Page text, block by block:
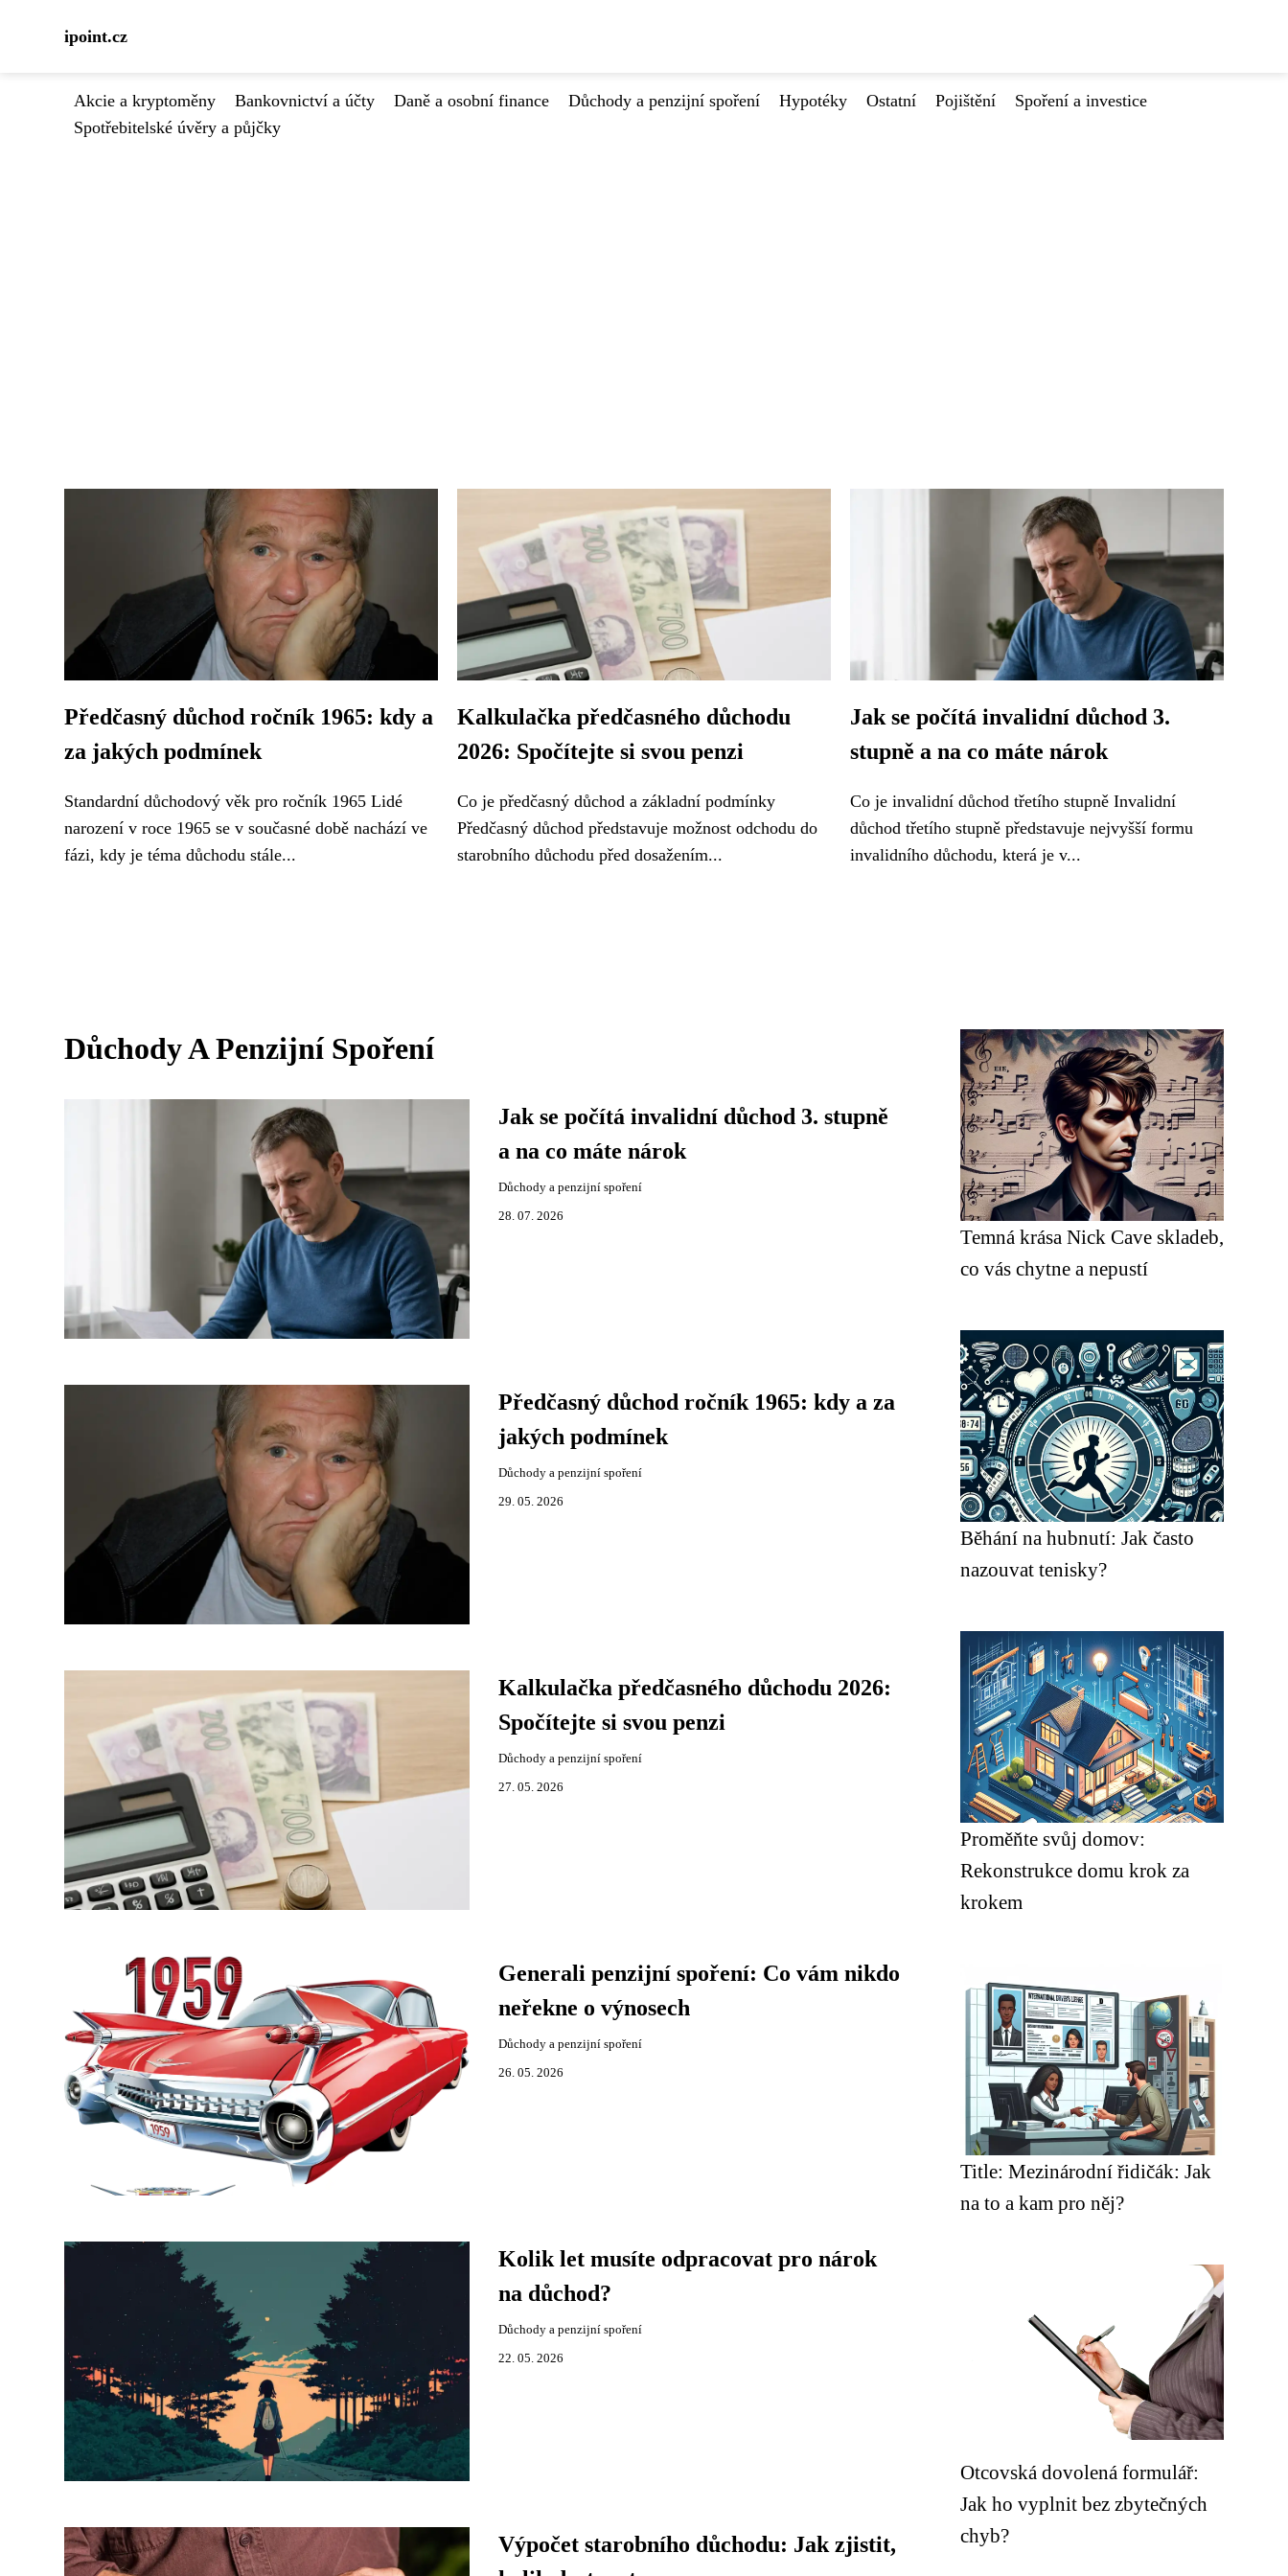
ipoint.cz
Akcie a kryptoměny Bankovnictví a účty Daně a osobní finance Důchody a penzijní spoření Hypotéky Ostatní Pojištění
Spoření a investice
Spotřebitelské úvěry a půjčky
Předčasný důchod ročník 1965: kdy a
za jakých podmínek
Standardní důchodový věk pro ročník 1965 Lidé
narození v roce 1965 se v současné době nachází ve
fázi, kdy je téma důchodu stále...
Kalkulačka předčasného důchodu
2026: Spočítejte si svou penzi
Co je předčasný důchod a základní podmínky
Předčasný důchod představuje možnost odchodu do
starobního důchodu před dosažením...
Jak se počítá invalidní důchod 3.
stupně a na co máte nárok
Co je invalidní důchod třetího stupně Invalidní
důchod třetího stupně představuje nejvyšší formu
invalidního důchodu, která je v...
Důchody A Penzijní Spoření
Jak se počítá invalidní důchod 3. stupně
a na co máte nárok
Důchody a penzijní spoření
28. 07. 2026
Předčasný důchod ročník 1965: kdy a za
jakých podmínek
Důchody a penzijní spoření
29. 05. 2026
Kalkulačka předčasného důchodu 2026:
Spočítejte si svou penzi
Důchody a penzijní spoření
27. 05. 2026
Generali penzijní spoření: Co vám nikdo
neřekne o výnosech
Důchody a penzijní spoření
26. 05. 2026
Kolik let musíte odpracovat pro nárok
na důchod?
Důchody a penzijní spoření
22. 05. 2026
Výpočet starobního důchodu: Jak zjistit,
Temná krása Nick Cave skladeb,
co vás chytne a nepustí
Běhání na hubnutí: Jak často
nazouvat tenisky?
Proměňte svůj domov:
Rekonstrukce domu krok za
krokem
Title: Mezinárodní řidičák: Jak
na to a kam pro něj?
Otcovská dovolená formulář:
Jak ho vyplnit bez zbytečných
chyb?